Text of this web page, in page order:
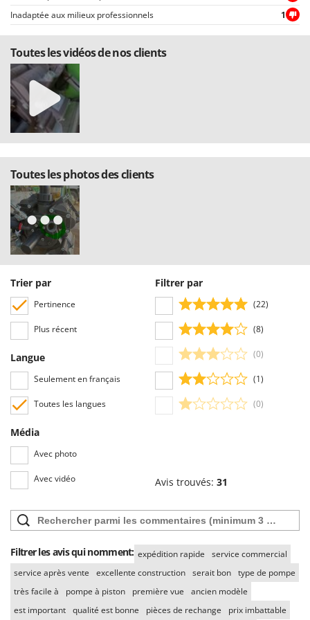
Oriental Koshin
Outdoorchef
P
Palazzetti
Palumbo Pavi
Partisani
Paterlini
Pramac
Prismafood
R
R.G.V.
Rato
Ripartrak
Ritter
River Systems
Rover Pompe
Royal Food
S
Santos
Sbaraglia
Schnitzer
Inadaptée aux milieux professionnels
1
Toutes les vidéos de nos clients
Toutes les photos des clients
Trier par
Pertinence
Plus récent
Langue
Seulement en français
Toutes les langues
Média
Avec photo
Avec vidéo
Filtrer par
(22)
(8)
(0)
(1)
(0)
Avis trouvés: 31
Filtrer les avis qui nomment: expédition rapide
service commercial
service après vente
excellente construction serait bon type de pompe
très facile à
pompe à piston première vue
ancien modèle
est important qualité est bonne pièces de rechange prix imbattable